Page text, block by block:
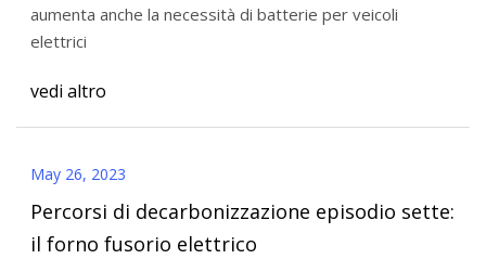
aumenta anche la necessità di batterie per veicoli
elettrici
vedi altro
May 26, 2023
Percorsi di decarbonizzazione episodio sette:
il forno fusorio elettrico